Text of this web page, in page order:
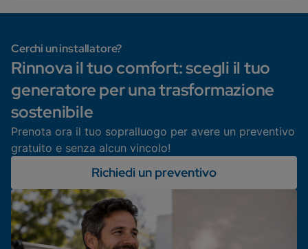
Cerchi un installatore?
Rinnova il tuo comfort: scegli il tuo
generatore per una trasformazione
sostenibile
Prenota ora il tuo sopralluogo per avere un preventivo
gratuito e senza alcun vincolo!
Richiedi un preventivo